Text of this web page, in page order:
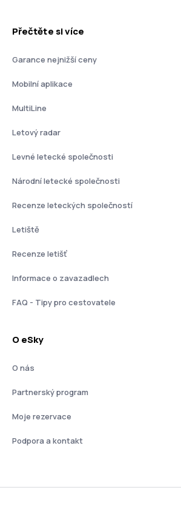
Přečtěte si více
Garance nejnižší ceny
Mobilní aplikace
MultiLine
Letový radar
Levné letecké společnosti
Národní letecké společnosti
Recenze leteckých společností
Letiště
Recenze letišť
Informace o zavazadlech
FAQ - Tipy pro cestovatele
O eSky
O nás
Partnerský program
Moje rezervace
Podpora a kontakt